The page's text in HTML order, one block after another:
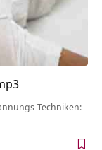
Techniken: